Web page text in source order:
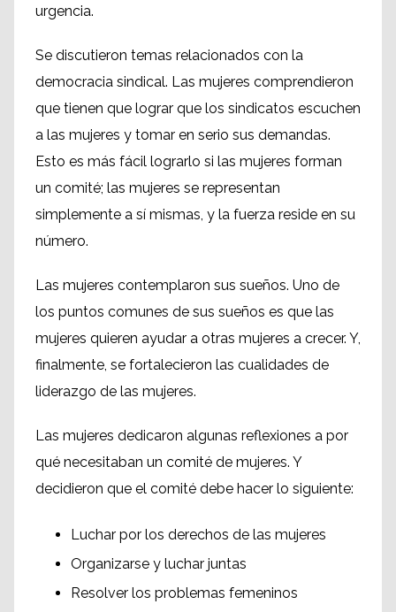
urgencia.
Se discutieron temas relacionados con la
democracia sindical. Las mujeres comprendieron
que tienen que lograr que los sindicatos escuchen
a las mujeres y tomar en serio sus demandas.
Esto es más fácil lograrlo si las mujeres forman
un comité; las mujeres se representan
simplemente a sí mismas, y la fuerza reside en su
número.
Las mujeres contemplaron sus sueños. Uno de
los puntos comunes de sus sueños es que las
mujeres quieren ayudar a otras mujeres a crecer. Y,
finalmente, se fortalecieron las cualidades de
liderazgo de las mujeres.
Las mujeres dedicaron algunas reflexiones a por
qué necesitaban un comité de mujeres. Y
decidieron que el comité debe hacer lo siguiente:
Luchar por los derechos de las mujeres
Organizarse y luchar juntas
Resolver los problemas femeninos